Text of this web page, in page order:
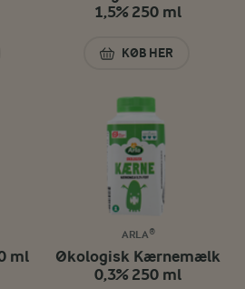
MINIMÆLK 0,4% 250 ML
1,5% 250 ml
KØB HER
ØKOLOGISK
ml
ARLA®
Økologisk Kærnemælk
0,3% 250 ml